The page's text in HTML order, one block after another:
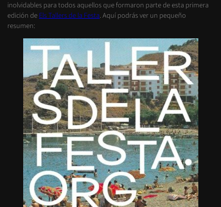
inolvidables para todos aquellos que formaron parte de esta primera
edición deEls Tallers de la Festa. Aquí podrás ver un pequeño
resumen: